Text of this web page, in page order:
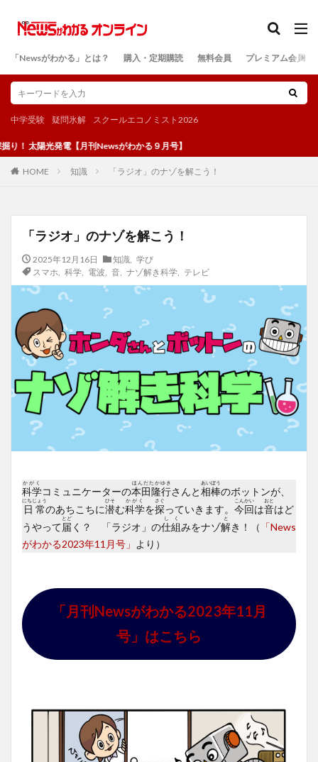
「Newsがわかる」とは？ 購入・定期購読 無料会員 プレミアム会員
中学受験 疑問氷解 スクールエコノミスト2026
電【月刊Newsがわかる９月号】
HOME 知識 「ラジオ」のナゾを解こう！
「ラジオ」のナゾを解こう！
2025年12月16日 知識
学び
スマホ
科学, 電波 音, ナゾ解き科学, テレビ
科学
かがく
コミュニケーターの本田隆行
ほんだたかゆき
さんと相棒
あいぼう
のボットンが、
日常
にちじょう
のあちこちに潜
ひそ
む科学
かがく
を探
さぐ
っていきます。 今回
こんかい
は音
おと
はど
うやって届
とど
く？ 「ラジオ」の仕組
しく
みをナゾ解
と
き！（ 「News
がわかる2023年11月号」 より）
「月刊Newsがわかる2023年11月
号」はこちら
検索